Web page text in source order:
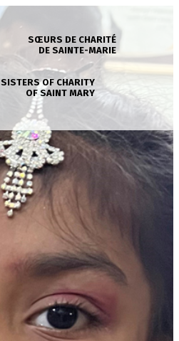
SŒURS DE CHARITÉ
DE SAINTE-MARIE
SISTERS OF CHARITY
OF SAINT MARY